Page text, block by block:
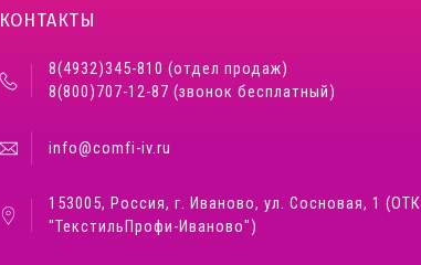
КОНТАКТЫ
8(4932)345-810 (отдел продаж)
8(800)707-12-87 (звонок бесплатный)
info@comfi-iv.ru
153005, Россия, г. Иваново, ул. Сосновая, 1 (ОТК
"ТекстильПрофи-Иваново")